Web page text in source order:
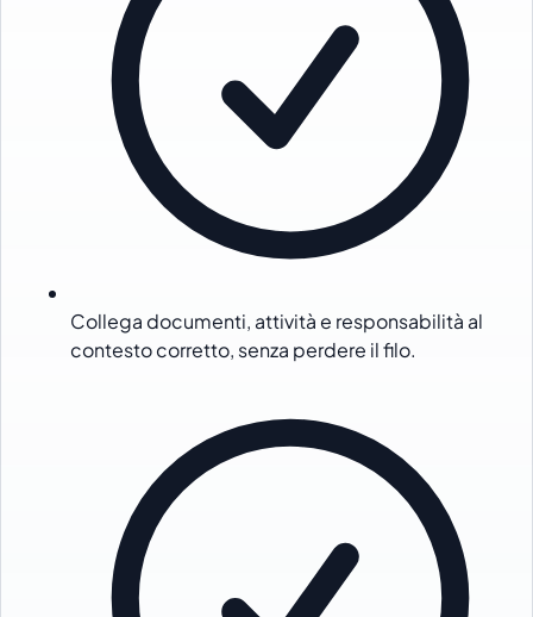
Collega documenti, attività e responsabilità al
contesto corretto, senza perdere il filo.